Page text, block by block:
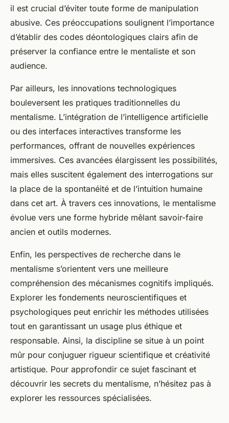
il est crucial d’éviter toute forme de manipulation
abusive. Ces préoccupations soulignent l’importance
d’établir des codes déontologiques clairs afin de
préserver la confiance entre le mentaliste et son
audience.
Par ailleurs, les innovations technologiques
bouleversent les pratiques traditionnelles du
mentalisme. L’intégration de l’intelligence artificielle
ou des interfaces interactives transforme les
performances, offrant de nouvelles expériences
immersives. Ces avancées élargissent les possibilités,
mais elles suscitent également des interrogations sur
la place de la spontanéité et de l’intuition humaine
dans cet art. À travers ces innovations, le mentalisme
évolue vers une forme hybride mêlant savoir-faire
ancien et outils modernes.
Enfin, les perspectives de recherche dans le
mentalisme s’orientent vers une meilleure
compréhension des mécanismes cognitifs impliqués.
Explorer les fondements neuroscientifiques et
psychologiques peut enrichir les méthodes utilisées
tout en garantissant un usage plus éthique et
responsable. Ainsi, la discipline se situe à un point
mûr pour conjuguer rigueur scientifique et créativité
artistique. Pour approfondir ce sujet fascinant et
découvrir les secrets du mentalisme, n’hésitez pas à
explorer les ressources spécialisées.